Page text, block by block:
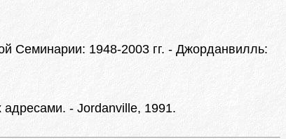
Семинарии: 1948-2003 гг. - Джорданвилль:
- Jordanville, 1991.